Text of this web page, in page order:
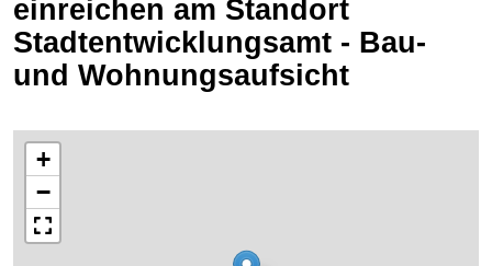
einreichen am Standort
Stadtentwicklungsamt - Bau-
und Wohnungsaufsicht
+
−